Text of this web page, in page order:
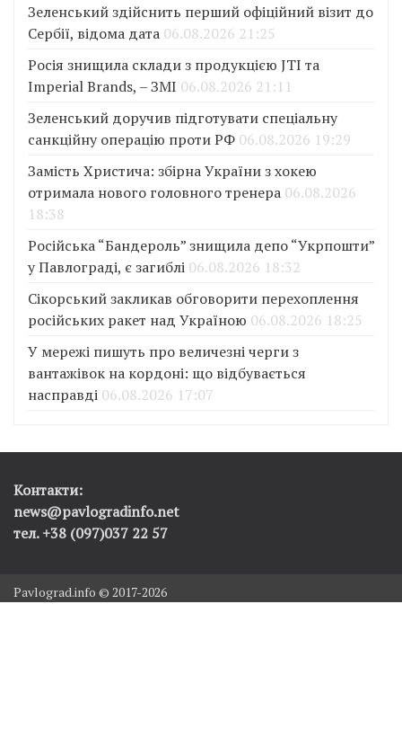
Зеленський здійснить перший офіційний візит до
Сербії, відома дата 06.08.2026 21:25
Росія знищила склади з продукцією JTI та
Imperial Brands, – ЗМІ 06.08.2026 21:11
Зеленський доручив підготувати спеціальну
санкційну операцію проти РФ 06.08.2026 19:29
Замість Христича: збірна України з хокею
отримала нового головного тренера 06.08.2026
18:38
Російська “Бандероль” знищила депо “Укрпошти”
у Павлограді, є загиблі 06.08.2026 18:32
Сікорський закликав обговорити перехоплення
російських ракет над Україною 06.08.2026 18:25
У мережі пишуть про величезні черги з
вантажівок на кордоні: що відбувається
насправді 06.08.2026 17:07
Контакти:
news@pavlogradinfo.net
тел. +38 (097)037 22 57
Pavlograd.info © 2017-2026